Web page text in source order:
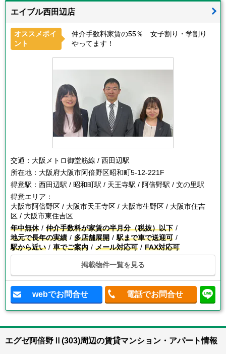
エイブル西田辺店
オススメポイ
ント
仲介手数料家賃の55％ 女子割り・学割り
やってます！
交通： 大阪メトロ御堂筋線 / 西田辺駅
所在地： 大阪府大阪市阿倍野区昭和町5-12-221F
得意駅： 西田辺駅 / 昭和町駅 / 天王寺駅 / 阿倍野駅 / 文の里駅
得意エリア：
大阪市阿倍野区 / 大阪市天王寺区 / 大阪市生野区 / 大阪市住吉
区 / 大阪市東住吉区
年中無休
仲介手数料が家賃の半月分（税抜）以下
地元で長年の実績
多店舗展開
駅まで車で送迎可
駅から近い
車でご案内 メール対応可 FAX対応可
掲載物件一覧を見る
webでお問合せ 電話でお問合せ
エグゼ阿倍野Ⅱ(303)周辺の賃貸マンション・アパート情報